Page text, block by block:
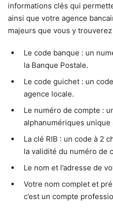
informations clés qui
ainsi que votre agence
majeurs que vous y trouverez
Le code banque : un
la Banque Postale.
Le code guichet : un
agence locale.
Le numéro de compte :
alphanumériques unique
La clé RIB : un code à 2
la validité du numéro de
Le nom et l’adresse de
Votre nom complet et
c’est un compte